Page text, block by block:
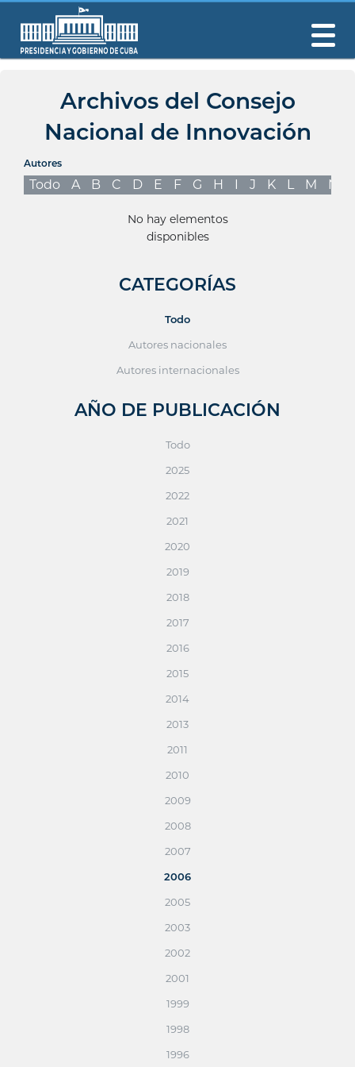
Archivos del Consejo
Nacional de Innovación
Autores
Todo A B C D E F G H I J K L M N
No hay elementos
disponibles
CATEGORÍAS
Todo
Autores nacionales
Autores internacionales
AÑO DE PUBLICACIÓN
Todo
2025
2022
2021
2020
2019
2018
2017
2016
2015
2014
2013
2011
2010
2009
2008
2007
2006
2005
2003
2002
2001
1999
1998
1996